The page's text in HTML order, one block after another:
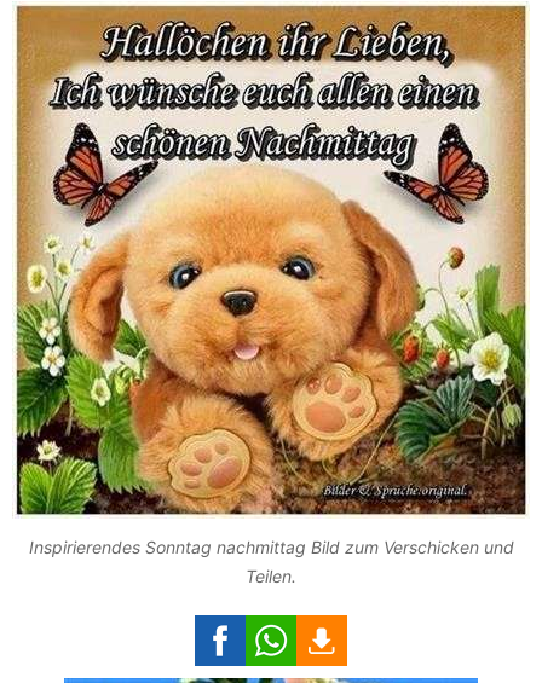
Inspirierendes Sonntag nachmittag Bild zum Verschicken und
Teilen.